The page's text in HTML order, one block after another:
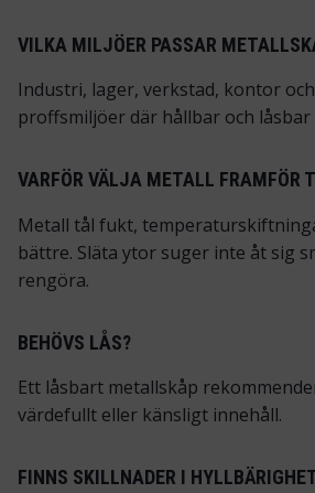
VILKA MILJÖER PASSAR
Industri, lager, verkstad, kontor
proffsmiljöer där hållbar och
VARFÖR VÄLJA METALL FRAMFÖR
Metall tål fukt,
bättre. Släta ytor suger inte åt sig
rengöra.
BEHÖVS LÅS?
Ett låsbart metallskåp
värdefullt eller känsligt innehåll.
FINNS SKILLNADER I